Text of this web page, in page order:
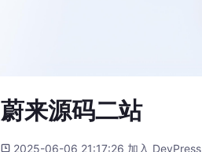
蔚来源码二站
2025-06-06 21:17:26 加入 DevPress